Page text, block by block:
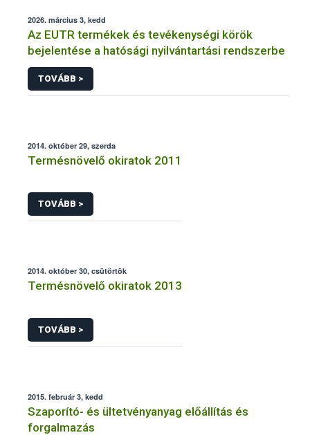
2026. március 3, kedd
Az EUTR termékek és tevékenységi körök
bejelentése a hatósági nyilvántartási rendszerbe
TOVÁBB >
2014. október 29, szerda
Termésnövelő okiratok 2011
TOVÁBB >
2014. október 30, csütörtök
Termésnövelő okiratok 2013
TOVÁBB >
2015. február 3, kedd
Szaporító- és ültetvényanyag előállítás és
forgalmazás